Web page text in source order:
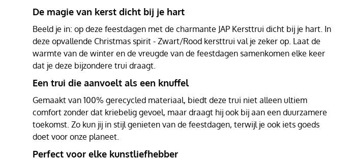
De magie van kerst dicht bij je hart
Beeld je in: op deze feestdagen met de charmante JAP Kersttrui dicht bij je hart. In
deze opvallende Christmas spirit - Zwart/Rood kersttrui val je zeker op. Laat de
warmte van de winter en de vreugde van de feestdagen samenkomen elke keer
dat je deze bijzondere trui draagt.
Een trui die aanvoelt als een knuffel
Gemaakt van 100% gerecycled materiaal, biedt deze trui niet alleen ultiem
comfort zonder dat kriebelig gevoel, maar draagt hij ook bij aan een duurzamere
toekomst. Zo kun jij in stijl genieten van de feestdagen, terwijl je ook iets goeds
doet voor onze planeet.
Perfect voor elke kunstliefhebber